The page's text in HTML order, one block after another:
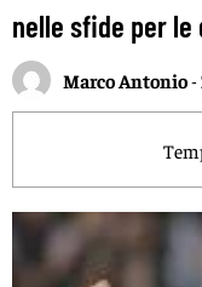
nelle sfide per
Marco Antonio-